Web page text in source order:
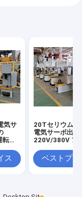
気サ
さ
ス
20Tセリウムの
電気サーボ出版
220V/380V
ベストプラ